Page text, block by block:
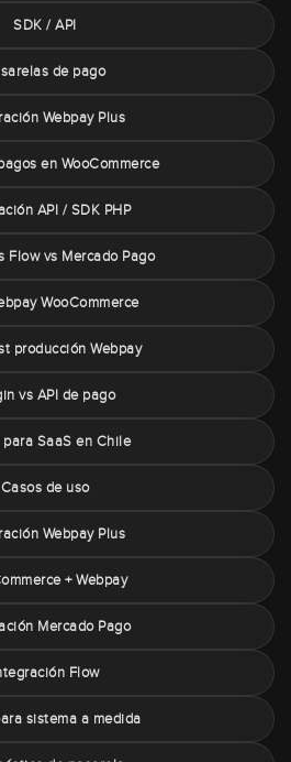
SDK / API
de pago
Webpay Plus
en WooCommerce
API / SDK PHP
Flow vs Mercado Pago
WooCommerce
producción Webpay
vs API de pago
para SaaS en Chile
Casos de uso
Webpay Plus
+ Webpay
Mercado Pago
Flow
sistema a medida